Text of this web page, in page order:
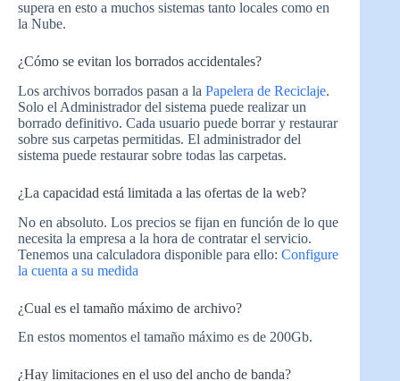
supera en esto a muchos sistemas tanto locales como en
la Nube.
¿Cómo se evitan los borrados accidentales?
Los archivos borrados pasan a la Papelera de Reciclaje.
Solo el Administrador del sistema puede realizar un
borrado definitivo. Cada usuario puede borrar y restaurar
sobre sus carpetas permitidas. El administrador del
sistema puede restaurar sobre todas las carpetas.
¿La capacidad está limitada a las ofertas de la web?
No en absoluto. Los precios se fijan en función de lo que
necesita la empresa a la hora de contratar el servicio.
Tenemos una calculadora disponible para ello: Configure
la cuenta a su medida
¿Cual es el tamaño máximo de archivo?
En estos momentos el tamaño máximo es de 200Gb.
¿Hay limitaciones en el uso del ancho de banda?